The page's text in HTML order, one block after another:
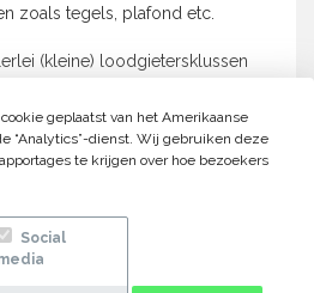
zoals tegels, plafond etc.
(kleine) loodgietersklussen
en gasinstallaties), en
overheden en particulieren.
geplaatst van het Amerikaanse
“Analytics”-dienst. Wij gebruiken deze
te krijgen over hoe bezoekers
Social